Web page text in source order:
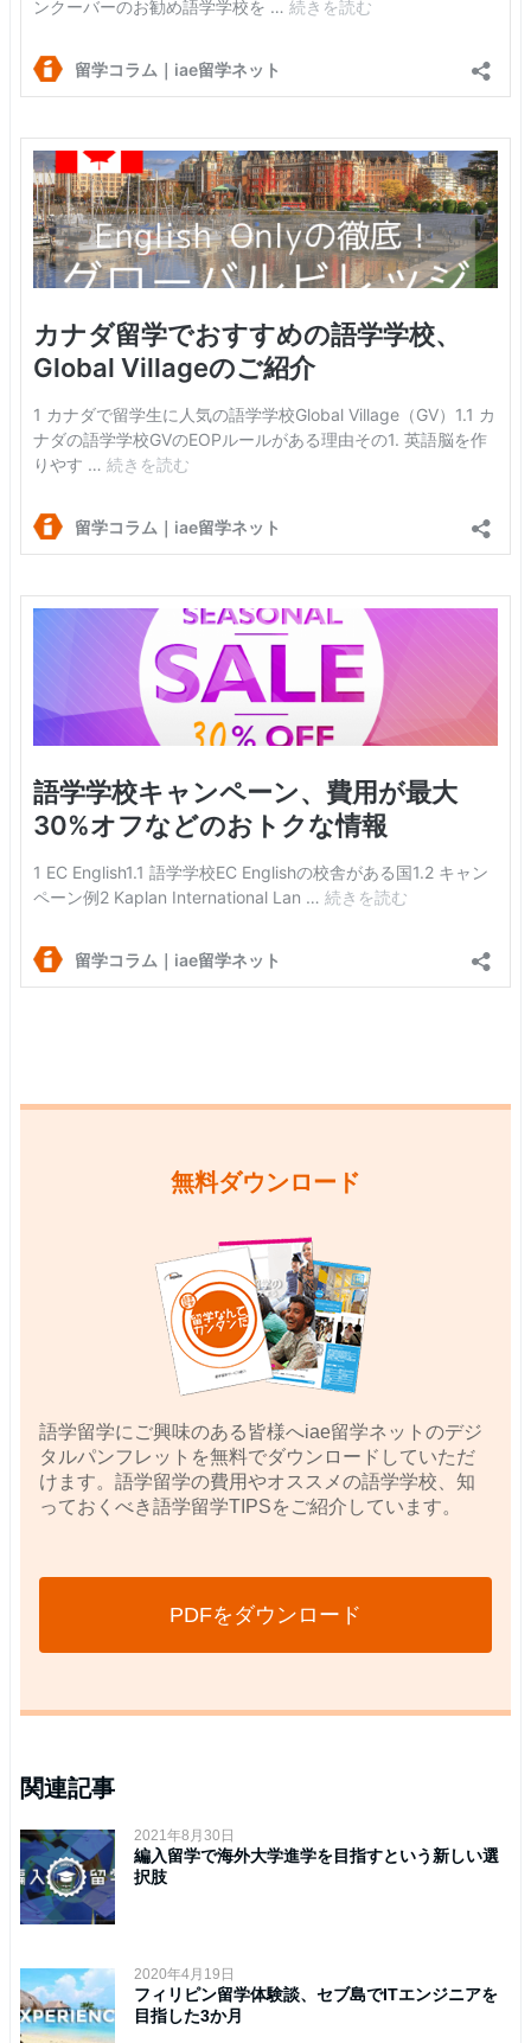
無料ダウンロード
語学留学にご興味のある皆様へiae留学ネットのデジ
タルパンフレットを無料でダウンロードしていただ
けます。語学留学の費用やオススメの語学学校、知
っておくべき語学留学TIPSをご紹介しています。
PDFをダウンロード
関連記事
2021年8月30日
編入留学で海外大学進学を目指すという新しい選
択肢
2020年4月19日
フィリピン留学体験談、セブ島でITエンジニアを
目指した3か月